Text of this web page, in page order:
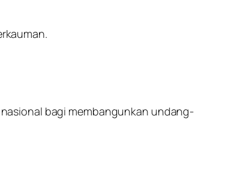
bagi membangunkan undang-